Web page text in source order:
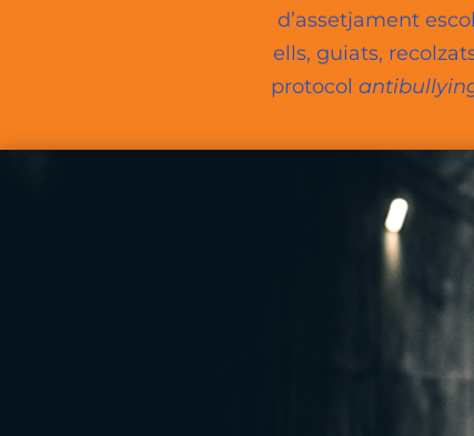
d’assetjament
ells, guiats,
protocol